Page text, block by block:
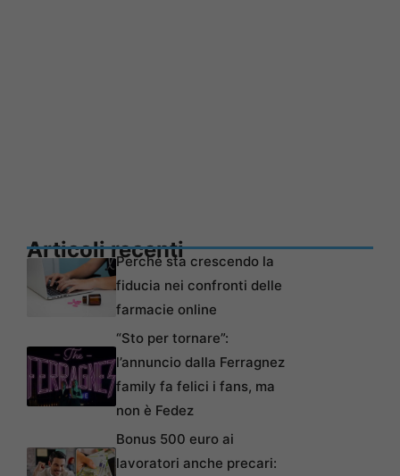
Articoli recentiPerché sta crescendo la
fiducia nei confronti delle
farmacie online
“Sto per tornare”:
l’annuncio dalla Ferragnez
family fa felici i fans, ma
non è Fedez
Bonus 500 euro ai
lavoratori anche precari: